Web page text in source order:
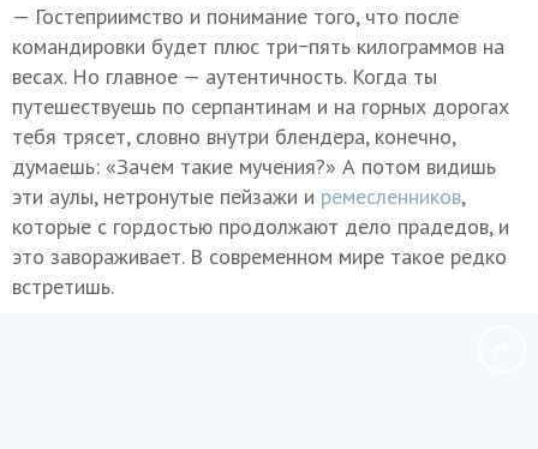
— Гостеприимство и понимание того, что после
командировки будет плюс три−пять килограммов на
весах. Но главное — аутентичность. Когда ты
путешествуешь по серпантинам и на горных дорогах
тебя трясет, словно внутри блендера, конечно,
думаешь: «Зачем такие мучения?» А потом видишь
эти аулы, нетронутые пейзажи и ремесленников,
которые с гордостью продолжают дело прадедов, и
это завораживает. В современном мире такое редко
встретишь.